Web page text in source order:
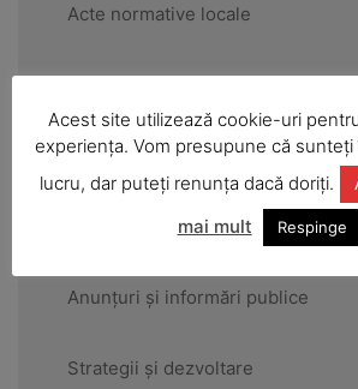
Acte normative locale
Primăria
Urbanism și amenajarea teritoriului
Anunțuri și informări publice
Strategii și dezvoltare
Acest site utilizează cookie-uri
experiența. Vom presupune că
lucru, dar puteți renunța dacă doriți.
mai mult
Respinge